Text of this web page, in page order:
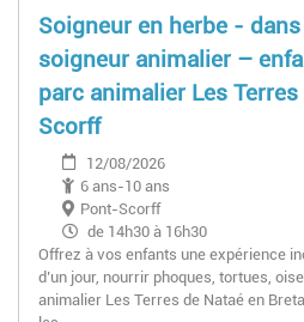
Soigneur en herbe - dans
soigneur animalier –
parc animalier Les
Scorff
12/08/2026
6 ans-10 ans
Pont-Scorff
de 14h30 à 16h30
Offrez à vos enfants une expérience
d’un jour, nourrir phoques, tortues,
animalier Les Terres de Nataé en